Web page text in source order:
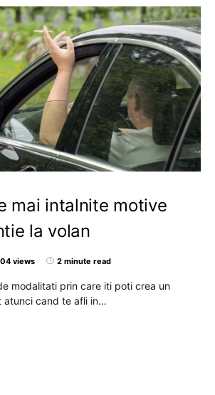
mai intalnite motive
la volan
views 2 minute read
modalitati prin care iti poti crea un
atunci cand te afli in…